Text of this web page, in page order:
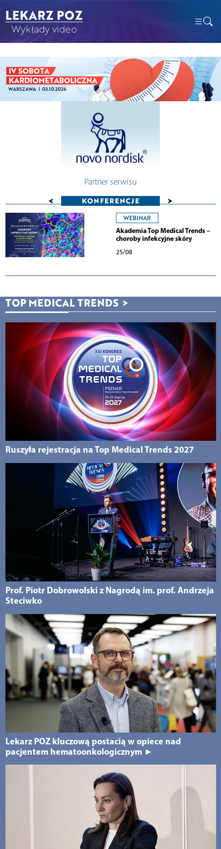
LEKARZ POZ
Wykłady video
Partner serwisu
< KONFERENCJE >
WEBINAR
Akademia Top Medical Trends –
choroby infekcyjne skóry
25/08
TOP MEDICAL TRENDS >
Ruszyła rejestracja na Top Medical Trends 2027
Prof. Piotr Dobrowolski z Nagrodą im. prof. Andrzeja
Steciwko
Lekarz POZ kluczową postacią w opiece nad
pacjentem hematoonkologicznym ►